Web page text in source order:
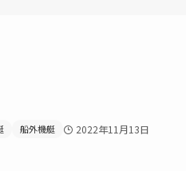
船外機艇 2022年11月13日